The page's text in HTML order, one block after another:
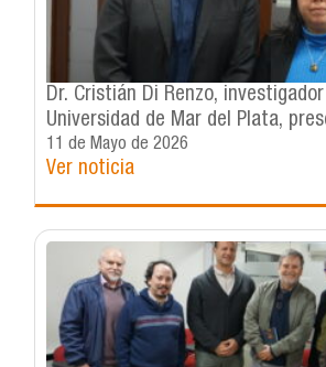
Dr. Cristián Di Renzo,
Universidad de Mar del Plata,
su libro: “De la guerra a la
Argentina y Chile (1970–1990)”
11 de Mayo de 2026
Ver noticia